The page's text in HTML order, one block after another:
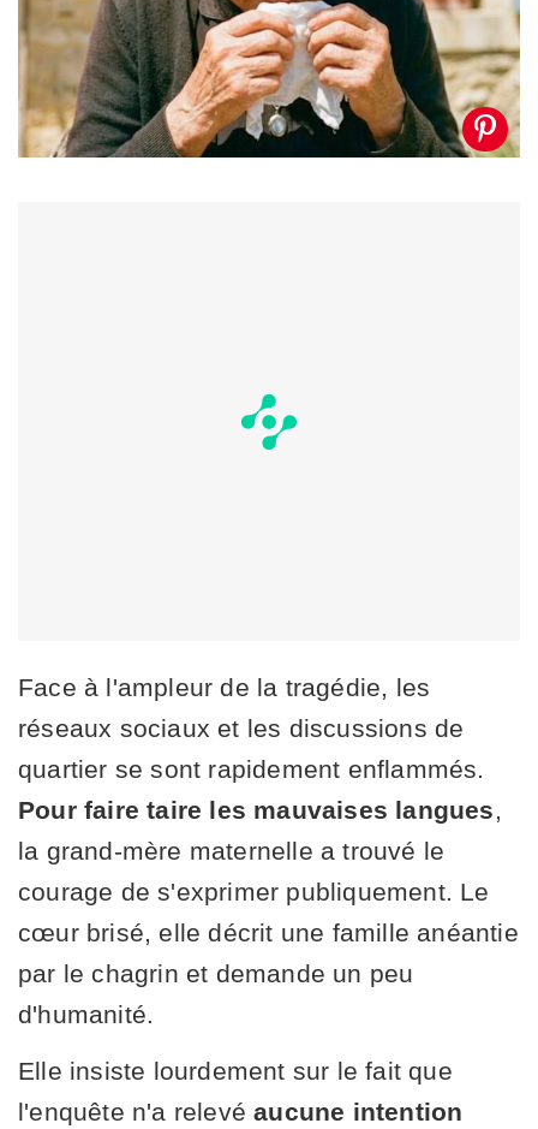
Face à l'ampleur de la tragédie, les
réseaux sociaux et les discussions de
quartier se sont rapidement enflammés.
Pour faire taire les mauvaises langues
la grand-mère maternelle a trouvé le
courage de s'exprimer publiquement. Le
cœur brisé, elle décrit une famille anéantie
par le chagrin et demande un peu
d'humanité.
Elle insiste lourdement sur le fait que
l'enquête n'a relevéaucune intention